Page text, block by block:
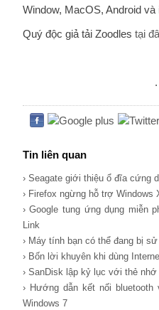
Window, MacOS, Android và
Quý độc giả tải Zoodles tại
.
Tin liên quan
› Seagate giới thiệu ổ đĩa cứng
› Firefox ngừng hỗ trợ
› Google tung ứng dụng miễn
Link
› Máy tính bạn có thể đang bị
› Bốn lời khuyên khi dùng
› SanDisk lập kỷ lục với thẻ nhớ
› Hướng dẫn kết nối
Windows 7